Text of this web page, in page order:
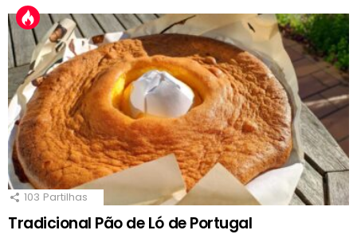
103 Partilhas
Tradicional Pão de Ló de Portugal